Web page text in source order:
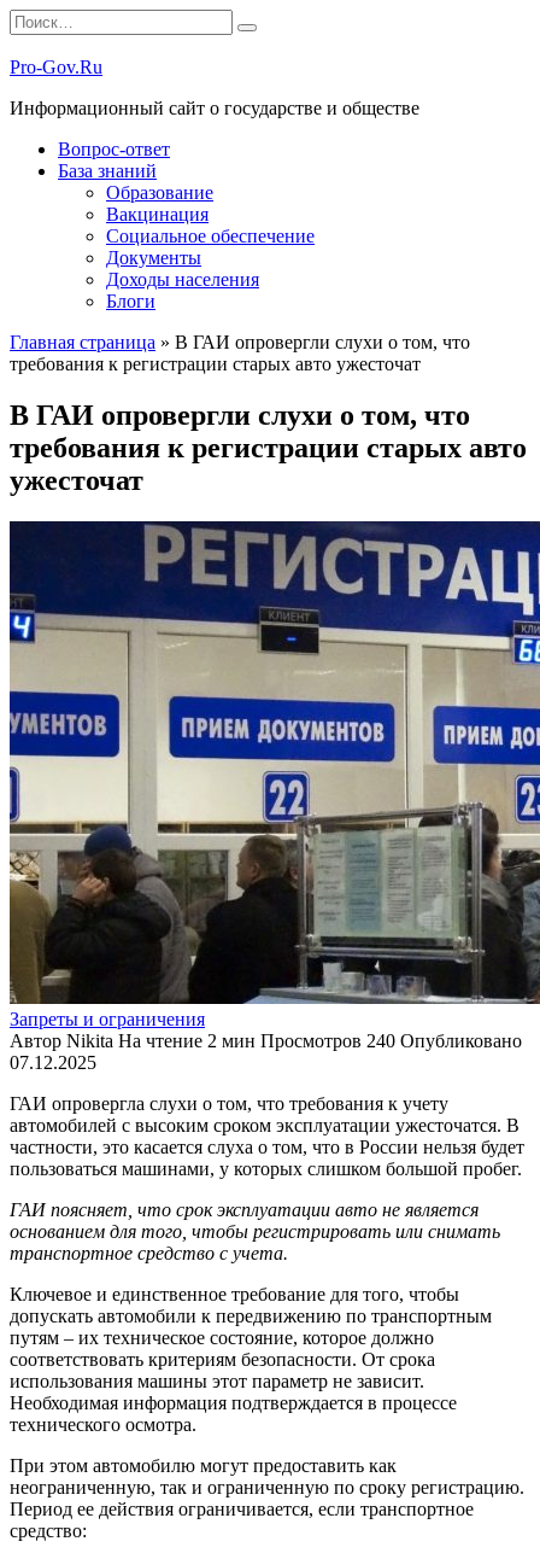
Перейти
к
содержанию
Search
for:
Pro-Gov.Ru
Информационный сайт о государстве и обществе
Вопрос-ответ
База знаний
Образование
Вакцинация
Социальное обеспечение
Документы
Доходы населения
Блоги
Главная страница » В ГАИ опровергли слухи о том, что
требования к регистрации старых авто ужесточат
В ГАИ опровергли слухи о том, что
требования к регистрации старых авто
ужесточат
Запреты и ограничения
Автор Nikita На чтение 2 мин Просмотров 240 Опубликовано
07.12.2025
ГАИ опровергла слухи о том, что требования к учету
автомобилей с высоким сроком эксплуатации ужесточатся. В
частности, это касается слуха о том, что в России нельзя будет
пользоваться машинами, у которых слишком большой пробег.
ГАИ поясняет, что срок эксплуатации авто не является
основанием для того, чтобы регистрировать или снимать
транспортное средство с учета.
Ключевое и единственное требование для того, чтобы
допускать автомобили к передвижению по транспортным
путям – их техническое состояние, которое должно
соответствовать критериям безопасности. От срока
использования машины этот параметр не зависит.
Необходимая информация подтверждается в процессе
технического осмотра.
При этом автомобилю могут предоставить как
неограниченную, так и ограниченную по сроку регистрацию.
Период ее действия ограничивается, если транспортное
средство: